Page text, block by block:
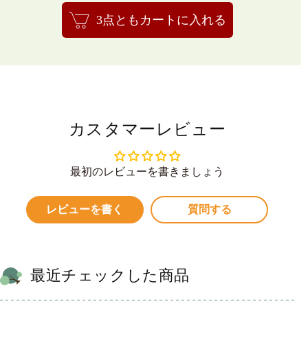
3点ともカートに入れる
カスタマーレビュー
最初のレビューを書きましょう
レビューを書く 質問する
最近チェックした商品